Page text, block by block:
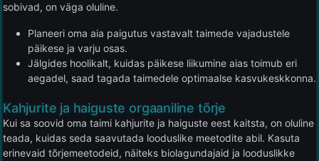
sobivad, on väga oluline.
Planeeri oma aia paigutus vastavalt taimede vajadustele
päikese ja varju osas.
Jälgides hoolikalt, kuidas päikese liikumine aias toimub eri
aegadel, saad tagada taimedele optimaalse kasvukeskkonna.
Kahjurite ja haiguste orgaaniline tõrje
Kui sa soovid oma taimi kahjurite ja haiguste eest kaitsta, on oluline
teada, kuidas seda saavutada looduslike meetodite abil. Kasuta
erinevaid tõrjemeetodeid, näiteks biolagundajaid ja looduslikke